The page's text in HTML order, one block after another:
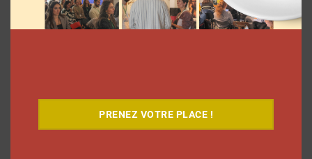
PRENEZ VOTRE PLACE !